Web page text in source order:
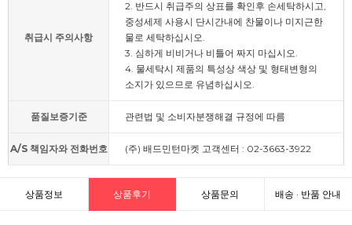
취급시 주의사항
2. 반드시 취급주의 상표를 확인후 손세탁하시고,
중성세제 사용시 단시간내에 찬물이나 미지근한
물로 세탁하십시오.
3. 심하게 비비거나 비틀어 짜지 마십시오.
4. 물세탁시 제품의 특성상 색상 및 형태변형의
소지가 있으므로 유념하십시오.
품질보증기준 관련법 및 소비자분쟁해결 규정에 따름
A/S 책임자와 전화번호 (주) 배드민턴마켓 고객센터 : 02-3663-3922
상품정보 상품후기 상품문의 배송 · 반품 안내